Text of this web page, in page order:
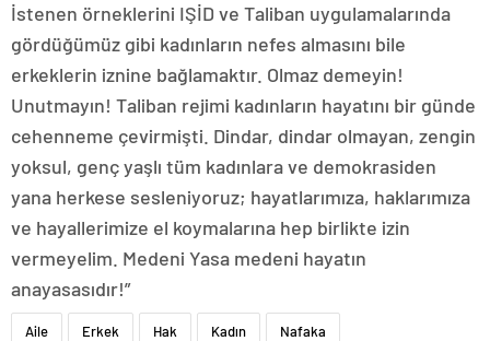
İstenen örneklerini IŞİD ve Taliban uygulamalarında
gördüğümüz gibi kadınların nefes almasını bile
erkeklerin iznine bağlamaktır. Olmaz demeyin!
Unutmayın! Taliban rejimi kadınların hayatını bir günde
cehenneme çevirmişti. Dindar, dindar olmayan, zengin
yoksul, genç yaşlı tüm kadınlara ve demokrasiden
yana herkese sesleniyoruz; hayatlarımıza, haklarımıza
ve hayallerimize el koymalarına hep birlikte izin
vermeyelim. Medeni Yasa medeni hayatın
anayasasıdır!”
Aile Erkek Hak Kadın Nafaka